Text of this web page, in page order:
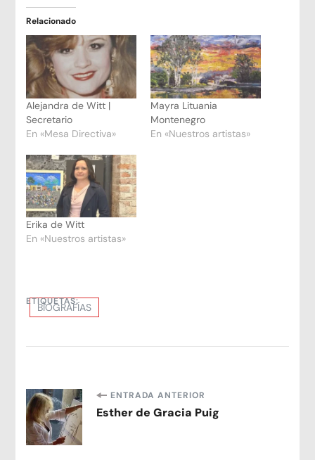
Relacionado
Alejandra de Witt |
Secretario
En «Mesa Directiva»
Mayra Lituania
Montenegro
En «Nuestros artistas»
Erika de Witt
En «Nuestros artistas»
ETIQUETAS:
BIOGRAFÍAS
Navegación
de
ENTRADA ANTERIOR
Esther de Gracia Puig